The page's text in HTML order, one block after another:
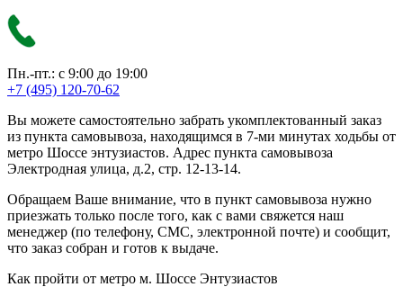
Пн.-пт.: с 9:00 до 19:00
+7 (495) 120-70-62
Вы можете самостоятельно забрать укомплектованный заказ
из пункта самовывоза, находящимся в 7-ми минутах ходьбы от
метро Шоссе энтузиастов. Адрес пункта самовывоза
Электродная улица, д.2, стр. 12-13-14.
Обращаем Ваше внимание, что в пункт самовывоза нужно
приезжать только после того, как с вами свяжется наш
менеджер (по телефону, СМС, электронной почте) и сообщит,
что заказ собран и готов к выдаче.
Как пройти от метро м. Шоссе Энтузиастов